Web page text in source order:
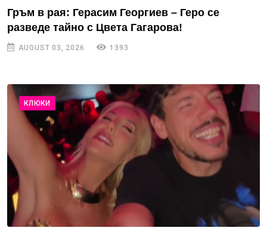
Гръм в рая: Герасим Георгиев – Геро се
разведе тайно с Цвета Гагарова!
AUGUST 03, 2026 1393
КЛЮКИ